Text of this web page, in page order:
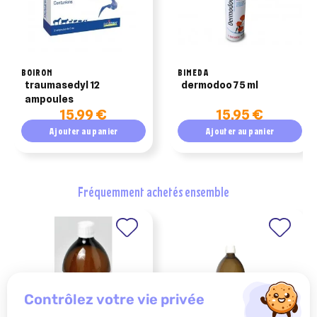
BOIRON
traumasedyl 12
ampoules
15,99 €
Ajouter au panier
BIMEDA
dermodoo 75 ml
15,95 €
Ajouter au panier
fréquemment achetés ensemble
contrôlez votre vie privée